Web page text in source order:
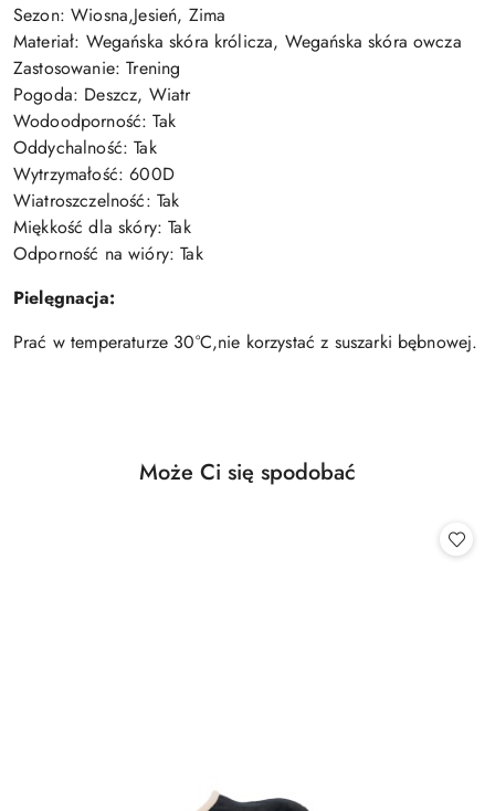
Sezon: Wiosna,Jesień, Zima
Materiał: Wegańska skóra królicza, Wegańska skóra owcza
Zastosowanie: Trening
Pogoda: Deszcz, Wiatr
Wodoodporność: Tak
Oddychalność: Tak
Wytrzymałość: 600D
Wiatroszczelność: Tak
Miękkość dla skóry: Tak
Odporność na wióry: Tak
Pielęgnacja:
Prać w temperaturze 30°C,nie korzystać z suszarki bębnowej.
Pomiń karuzelę produktów
Produkty
Może Ci się spodobać